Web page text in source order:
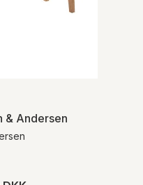
& Andersen